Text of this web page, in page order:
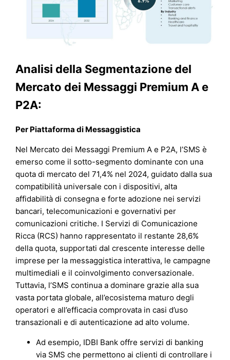
Analisi della Segmentazione del
Mercato dei Messaggi Premium A e
P2A:
Per Piattaforma di Messaggistica
Nel Mercato dei Messaggi Premium A e P2A, l’SMS è
emerso come il sotto-segmento dominante con una
quota di mercato del 71,4% nel 2024, guidato dalla sua
compatibilità universale con i dispositivi, alta
affidabilità di consegna e forte adozione nei servizi
bancari, telecomunicazioni e governativi per
comunicazioni critiche. I Servizi di Comunicazione
Ricca (RCS) hanno rappresentato il restante 28,6%
della quota, supportati dal crescente interesse delle
imprese per la messaggistica interattiva, le campagne
multimediali e il coinvolgimento conversazionale.
Tuttavia, l’SMS continua a dominare grazie alla sua
vasta portata globale, all’ecosistema maturo degli
operatori e all’efficacia comprovata in casi d’uso
transazionali e di autenticazione ad alto volume.
Ad esempio, IDBI Bank offre servizi di banking
via SMS che permettono ai clienti di controllare i